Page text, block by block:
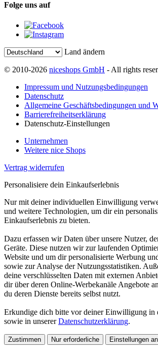
Folge uns auf
Land ändern
© 2010-2026 niceshops GmbH - All rights
Impressum und Nutzungsbedingungen
Datenschutz
Allgemeine Geschäftsbedingungen und
Barrierefreiheitserklärung
Datenschutz-Einstellungen
Unternehmen
Weitere nice Shops
Vertrag widerrufen
Personalisiere dein Einkaufserlebnis
Nur mit deiner individuellen Einwilligung
und weitere Technologien, um dir ein
Einkaufserlebnis zu bieten.
Dazu erfassen wir Daten über unsere Nutzer,
Geräte. Diese nutzen wir zur laufenden
Website und um dir personalisierte Werbung
sowie zur Analyse der Nutzungsstatistiken.
deine verschlüsselten Daten mit externen
dir über deren Online-Werbekanäle Angebote
du deren Dienste bereits selbst nutzt.
Erkundige dich bitte vor deiner Einwilligung in
sowie in unsererDatenschutzerklärung.
Zustimmen Nur erforderliche Einstellungen